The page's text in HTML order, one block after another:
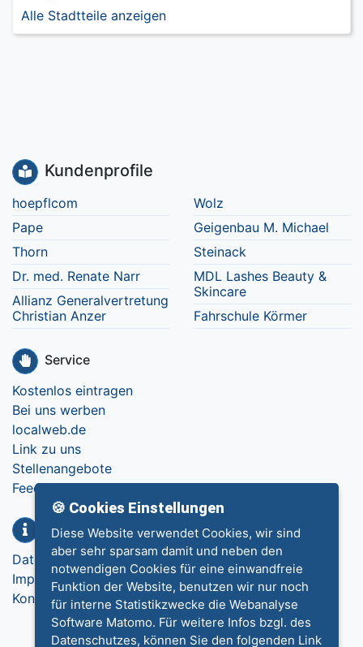
Alle Stadtteile anzeigen
Kundenprofile
hoepflcom
Pape
Thorn
Dr. med. Renate Narr
Allianz Generalvertretung
Christian Anzer
Wolz
Geigenbau M. Michael
Steinack
MDL Lashes Beauty &
Skincare
Fahrschule Körmer
Service
Kostenlos eintragen
Bei uns werben
localweb.de
Link zu uns
Stellenangebote
Feedback
Info
Datenschutz
Impressum
Kontakt
🍪 Cookies Einstellungen
Diese Website verwendet Cookies, wir sind
aber sehr sparsam damit und neben den
notwendigen Cookies für eine einwandfreie
Funktion der Website, benutzen wir nur noch
für interne Statistikzwecke die Webanalyse
Software Matomo. Für weitere Infos bzgl. des
Datenschutzes, können Sie den folgenden Link